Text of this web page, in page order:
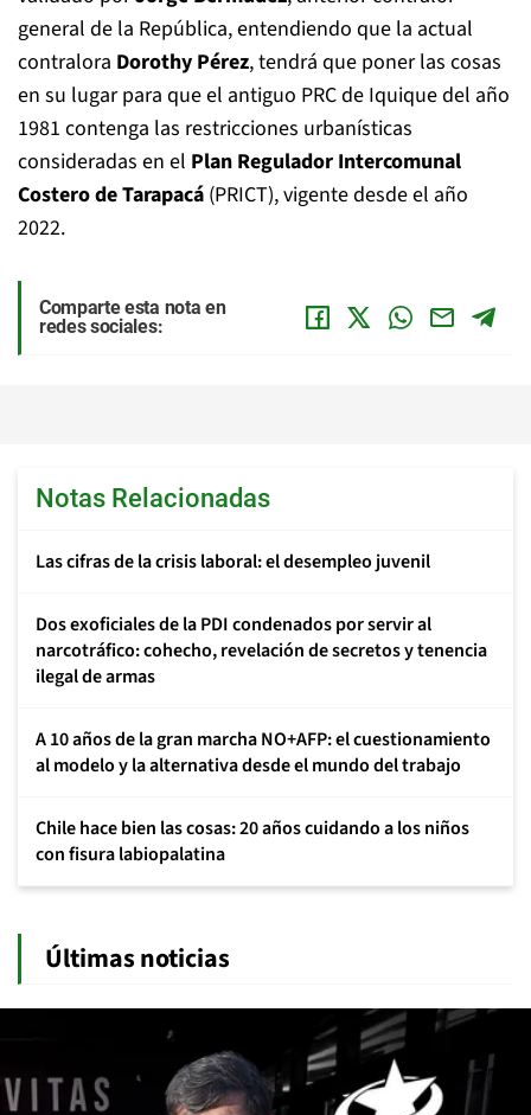
general de la República, entendiendo que la actual
contralora Dorothy Pérez, tendrá que poner las cosas
en su lugar para que el antiguo PRC de Iquique del año
1981 contenga las restricciones urbanísticas
consideradas en el Plan Regulador Intercomunal
Costero de Tarapacá (PRICT), vigente desde el año
2022.
Comparte esta nota en
redes sociales:
Notas Relacionadas
Las cifras de la crisis laboral: el desempleo juvenil
Dos exoficiales de la PDI condenados por servir al
narcotráfico: cohecho, revelación de secretos y tenencia
ilegal de armas
A 10 años de la gran marcha NO+AFP: el cuestionamiento
al modelo y la alternativa desde el mundo del trabajo
Chile hace bien las cosas: 20 años cuidando a los niños
con fisura labiopalatina
Últimas noticias